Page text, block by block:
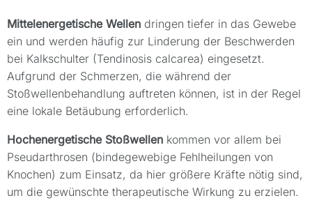
Mittelenergetische Wellen dringen tiefer in das Gewebe
ein und werden häufig zur Linderung der Beschwerden
bei Kalkschulter (Tendinosis calcarea) eingesetzt.
Aufgrund der Schmerzen, die während der
Stoßwellenbehandlung auftreten können, ist in der Regel
eine lokale Betäubung erforderlich.
Hochenergetische Stoßwellen kommen vor allem bei
Pseudarthrosen (bindegewebige Fehlheilungen von
Knochen) zum Einsatz, da hier größere Kräfte nötig sind,
um die gewünschte therapeutische Wirkung zu erzielen.